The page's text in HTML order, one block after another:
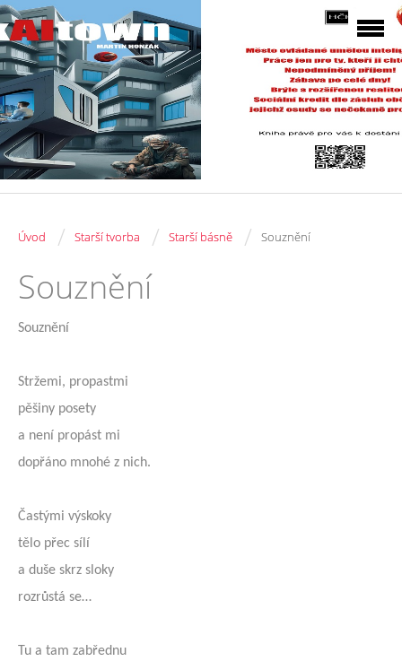
Úvod / Starší tvorba / Starší básně / Souznění
Souznění
Souznění
Stržemi, propastmi
pěšiny posety
a není propást mi
dopřáno mnohé z nich.
Častými výskoky
tělo přec sílí
a duše skrz sloky
rozrůstá se…
Tu a tam zabřednu